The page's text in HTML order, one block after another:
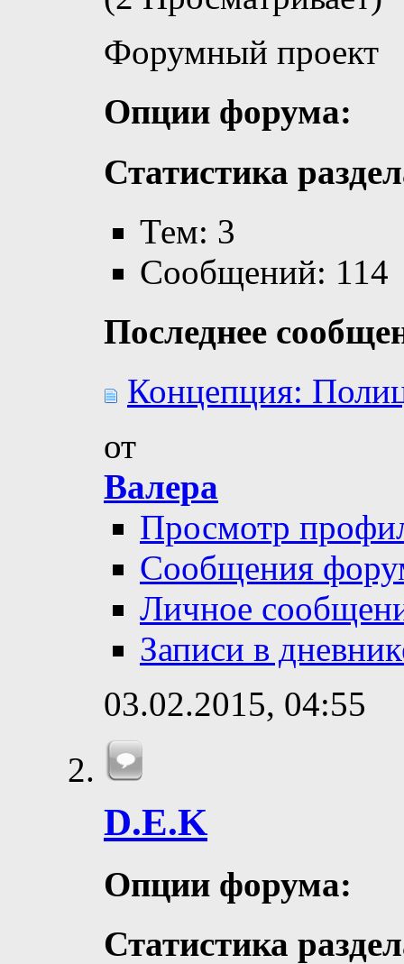
Форумный проект
Опции форума:
Статистика
Тем: 3
Сообщений: 114
Последнее
Концепция:
от
Валера
Просмотр
Сообщения
Личное
Записи в
03.02.2015, 04:55
D.E.K
Опции форума:
Статистика